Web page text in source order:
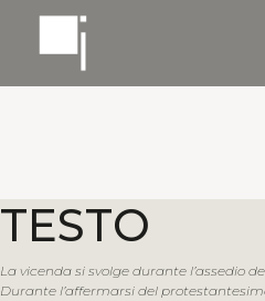
TESTO
La vicenda si svolge durante l’assedio
Durante l’affermarsi del